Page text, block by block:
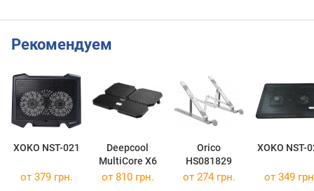
Рекомендуем
XOKO NST-021
Deepcool
MultiCore X6
Orico
HS081829
XOKO NST-
от 379 грн. от 810 грн. от 274 грн. от 349